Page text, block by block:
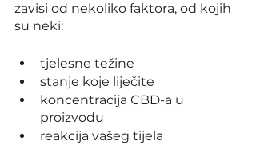
zavisi od nekoliko faktora, od kojih
su neki:
tjelesne težine
stanje koje liječite
koncentracija CBD-a u
proizvodu
reakcija vašeg tijela